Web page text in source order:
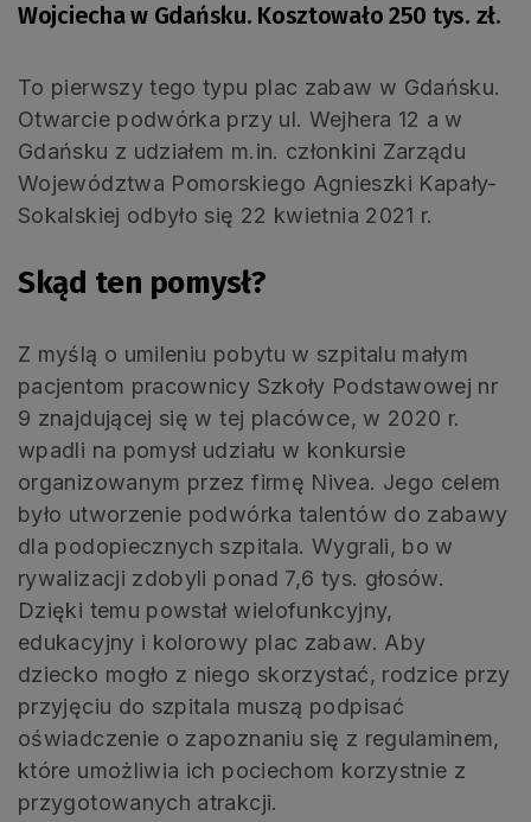
Wojciecha w Gdańsku. Kosztowało 250 tys. zł.
To pierwszy tego typu plac zabaw w Gdańsku.
Otwarcie podwórka przy ul. Wejhera 12 a w
Gdańsku z udziałem m.in. członkini Zarządu
Województwa Pomorskiego Agnieszki Kapały-
Sokalskiej odbyło się 22 kwietnia 2021 r.
Skąd ten pomysł?
Z myślą o umileniu pobytu w szpitalu małym
pacjentom pracownicy Szkoły Podstawowej nr
9 znajdującej się w tej placówce, w 2020 r.
wpadli na pomysł udziału w konkursie
organizowanym przez firmę Nivea. Jego celem
było utworzenie podwórka talentów do zabawy
dla podopiecznych szpitala. Wygrali, bo w
rywalizacji zdobyli ponad 7,6 tys. głosów.
Dzięki temu powstał wielofunkcyjny,
edukacyjny i kolorowy plac zabaw. Aby
dziecko mogło z niego skorzystać, rodzice przy
przyjęciu do szpitala muszą podpisać
oświadczenie o zapoznaniu się z regulaminem,
które umożliwia ich pociechom korzystnie z
przygotowanych atrakcji.